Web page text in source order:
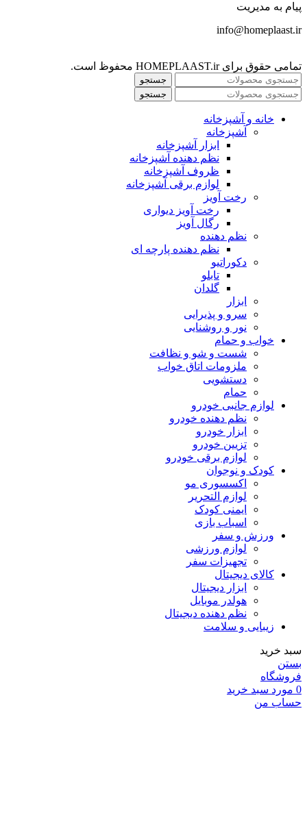
پیام به مدیریت
info@homeplaast.ir
تمامی حقوق برای HOMEPLAAST.ir محفوظ است.
جستجو
جستجو
خانه و آشپزخانه
آشپزخانه
ابزار آشپزخانه
نظم دهنده آشپزخانه
ظروف آشپزخانه
لوازم برقی آشپزخانه
رخت آویز
رخت آویز دیواری
رگال آویز
نظم دهنده
نظم دهنده پارچه ای
دکوراتیو
تابلو
گلدان
ابزار
سرو و پذیرایی
نور و روشنایی
خواب و حمام
شست و شو و نظافت
ملزومات اتاق خواب
دستشویی
حمام
لوازم جانبی خودرو
نظم دهنده خودرو
ابزار خودرو
تزیین خودرو
لوازم برقی خودرو
کودک و نوجوان
اکسسوری مو
لوازم التحریر
ایمنی کودک
اسباب بازی
ورزش و سفر
لوازم ورزشی
تجهیزات سفر
کالای دیجیتال
ابزار دیجیتال
هولدر موبایل
نظم دهنده دیجیتال
زیبایی و سلامت
سبد خرید
بستن
فروشگاه
0 مورد سبد خرید
حساب من